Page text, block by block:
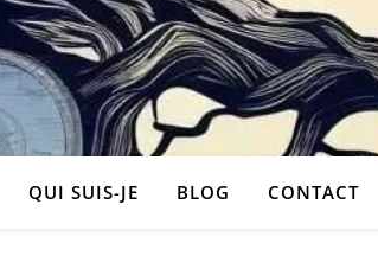
QUI SUIS-JE BLOG CONTACT